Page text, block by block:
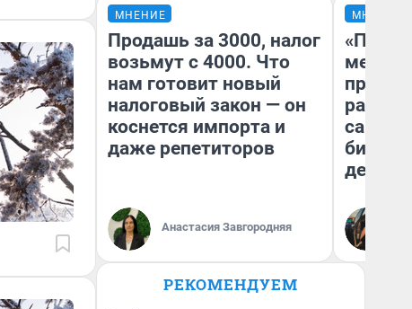
МНЕНИЕ
Продашь за 3000, налог
возьмут с 4000. Что
нам готовит новый
налоговый закон — он
коснется импорта и
даже репетиторов
Анастасия Завгородняя
МНЕНИЕ
самом
РЕКОМЕНДУЕМ